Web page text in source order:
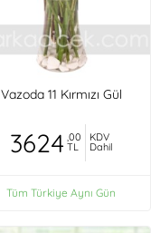
Vazoda 11 Kırmızı Gül
3624 ,00
TL
KDV
Dahil
Tüm Türkiye Aynı Gün